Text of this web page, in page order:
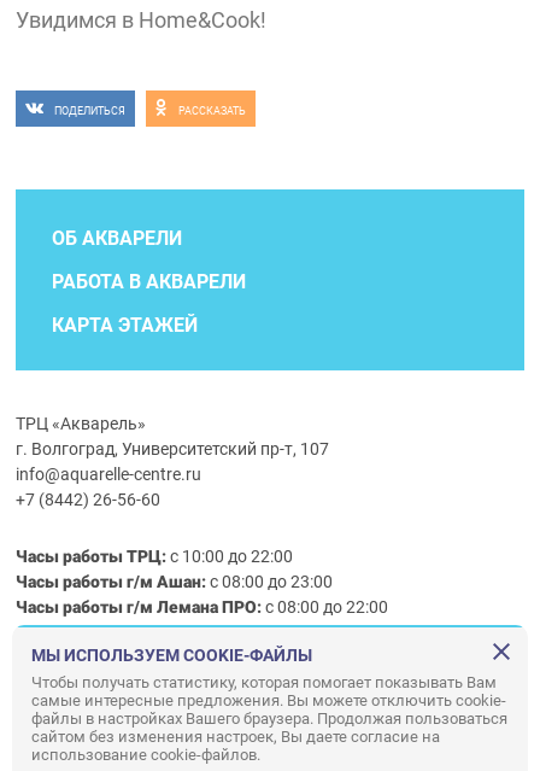
Увидимся в Home&Cook!
ПОДЕЛИТЬСЯ РАССКАЗАТЬ
ОБ АКВАРЕЛИ
РАБОТА В АКВАРЕЛИ
КАРТА ЭТАЖЕЙ
ТРЦ «Акварель»
г. Волгоград, Университетский пр-т, 107
info@aquarelle-centre.ru
+7 (8442) 26-56-60
Часы работы ТРЦ:с 10:00 до 22:00
Часы работы г/м Ашан:с 08:00 до 23:00
Часы работыг/мЛемана ПРО:с 08:00 до 22:00
Правила посещения ТРЦ «Акварель»
ООО «АКВАРЕЛЬ»
© ООО «Акварель» 2010–2026. All right reserved.
Дизайн концепция сайта —
МЫ ИСПОЛЬЗУЕМ COOKIE-ФАЙЛЫ
Чтобы получать статистику, которая помогает показывать Вам
самые интересные предложения. Вы можете отключить cookie-
файлы в настройках Вашего браузера. Продолжая пользоваться
сайтом без изменения настроек, Вы даете согласие на
использование cookie-файлов.